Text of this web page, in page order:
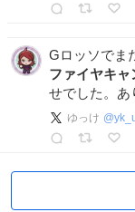
Gロッソでま
ファイヤキャ
せでした。あ
ゆっけ @